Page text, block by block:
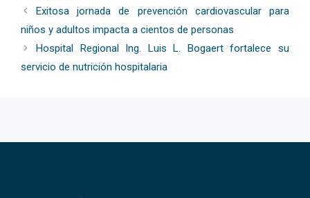
Exitosa jornada de prevención cardiovascular para
niños y adultos impacta a cientos de personas
Hospital Regional Ing. Luis L. Bogaert fortalece su
servicio de nutrición hospitalaria